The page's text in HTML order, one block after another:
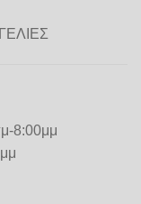
8:00μμ